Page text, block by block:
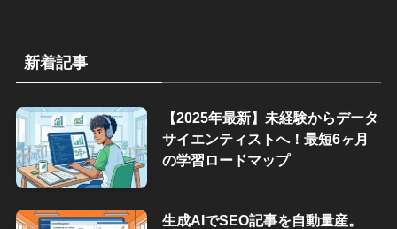
新着記事
【2025年最新】未経験からデータ
サイエンティストへ！最短6ヶ月
の学習ロードマップ
生成AIでSEO記事を自動量産。